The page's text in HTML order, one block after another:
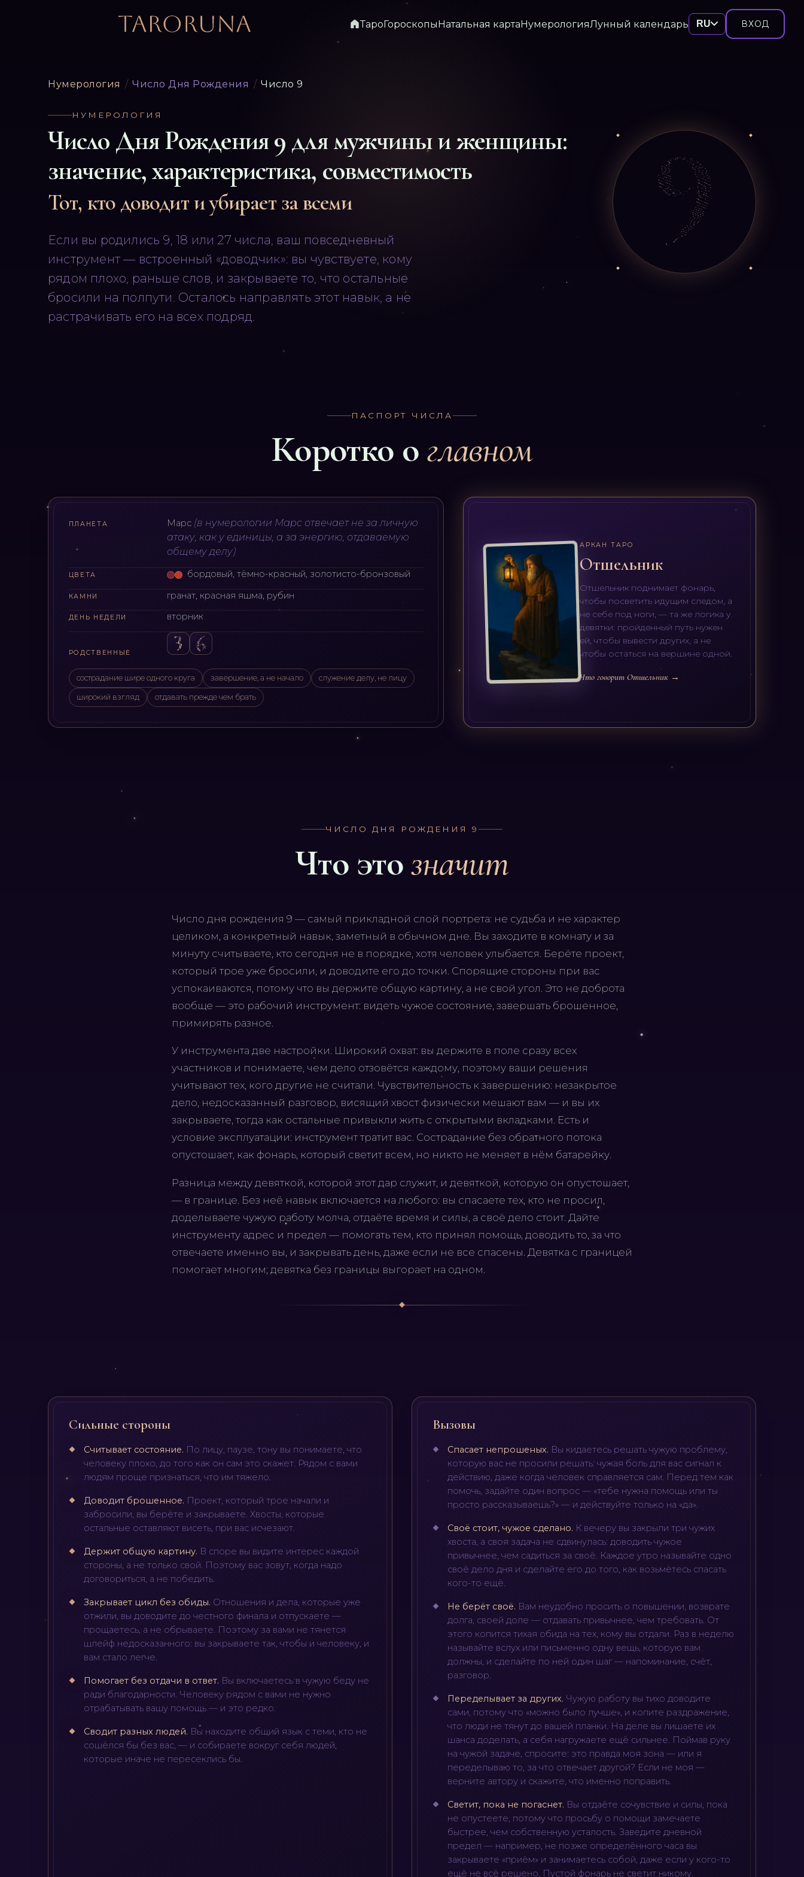
ТароГороскопыНатальная картаНумерологияЛунный календарь RU ВХОД
Нумерология / Число Дня Рождения / Число 9
НУМЕРОЛОГИЯ
Число Дня Рождения9 для мужчины и женщины:
значение, характеристика, совместимость
Тот, кто доводит и убирает за всеми
Если вы родились 9, 18 или 27 числа, ваш повседневный
инструмент — встроенный «доводчик»: вы чувствуете, кому
рядом плохо, раньше слов, и закрываете то, что остальные
бросили на полпути. Осталось направлять этот навык, а не
растрачивать его на всех подряд.
ПАСПОРТ ЧИСЛА
Коротко оглавном
ПЛАНЕТА Марс (в нумерологии Марс отвечает не за личную
атаку, как у единицы, а за энергию, отдаваемую
общему делу)
ЦВЕТА бордовый, тёмно-красный, золотисто-бронзовый
КАМНИ гранат, красная яшма, рубин
ДЕНЬ НЕДЕЛИ вторник
РОДСТВЕННЫЕ
сострадание шире одного круга завершение, а не начало служение делу, не лицу
широкий взгляд отдавать прежде чем брать
АРКАН ТАРО
Отшельник
Отшельник поднимает фонарь,
чтобы посветить идущим следом, а
не себе под ноги, — та же логика у
девятки: пройденный путь нужен
ей, чтобы вывести других, а не
чтобы остаться на вершине одной.
Что говорит Отшельник →
ЧИСЛО ДНЯ РОЖДЕНИЯ 9
Что этозначит
Число дня рождения 9 — самый прикладной слой портрета: не судьба и не характер
целиком, а конкретный навык, заметный в обычном дне. Вы заходите в комнату и за
минуту считываете, кто сегодня не в порядке, хотя человек улыбается. Берёте проект,
который трое уже бросили, и доводите его до точки. Спорящие стороны при вас
успокаиваются, потому что вы держите общую картину, а не свой угол. Это не доброта
вообще — это рабочий инструмент: видеть чужое состояние, завершать брошенное,
примирять разное.
У инструмента две настройки. Широкий охват: вы держите в поле сразу всех
участников и понимаете, чем дело отзовётся каждому, поэтому ваши решения
учитывают тех, кого другие не считали. Чувствительность к завершению: незакрытое
дело, недосказанный разговор, висящий хвост физически мешают вам — и вы их
закрываете, тогда как остальные привыкли жить с открытыми вкладками. Есть и
условие эксплуатации: инструмент тратит вас. Сострадание без обратного потока
опустошает, как фонарь, который светит всем, но никто не меняет в нём батарейку.
Разница между девяткой, которой этот дар служит, и девяткой, которую он опустошает,
— в границе. Без неё навык включается на любого: вы спасаете тех, кто не просил,
доделываете чужую работу молча, отдаёте время и силы, а своё дело стоит. Дайте
инструменту адрес и предел — помогать тем, кто принял помощь, доводить то, за что
отвечаете именно вы, и закрывать день, даже если не все спасены. Девятка с границей
помогает многим; девятка без границы выгорает на одном.
Сильные стороны
Считывает состояние. По лицу, паузе, тону вы понимаете, что
человеку плохо, до того как он сам это скажет. Рядом с вами
людям проще признаться, что им тяжело.
Доводит брошенное. Проект, который трое начали и
забросили, вы берёте и закрываете. Хвосты, которые
остальные оставляют висеть, при вас исчезают.
Держит общую картину. В споре вы видите интерес каждой
стороны, а не только свой. Поэтому вас зовут, когда надо
договориться, а не победить.
Закрывает цикл без обиды. Отношения и дела, которые уже
отжили, вы доводите до честного финала и отпускаете —
прощаетесь, а не обрываете. Поэтому за вами не тянется
шлейф недосказанного: вы закрываете так, чтобы и человеку, и
вам стало легче.
Помогает без отдачи в ответ. Вы включаетесь в чужую беду не
ради благодарности. Человеку рядом с вами не нужно
отрабатывать вашу помощь — и это редко.
Сводит разных людей. Вы находите общий язык с теми, кто не
сошёлся бы без вас, — и собираете вокруг себя людей,
которые иначе не пересеклись бы.
Вызовы
Спасает непрошеных. Вы кидаетесь решать чужую проблему,
которую вас не просили решать: чужая боль для вас сигнал к
действию, даже когда человек справляется сам. Перед тем как
помочь, задайте один вопрос — «тебе нужна помощь или ты
просто рассказываешь?» — и действуйте только на «да».
Своё стоит, чужое сделано. К вечеру вы закрыли три чужих
хвоста, а своя задача не сдвинулась: доводить чужое
привычнее, чем садиться за своё. Каждое утро называйте одно
своё дело дня и сделайте его до того, как возьмётесь спасать
кого-то ещё.
Не берёт своё. Вам неудобно просить о повышении, возврате
долга, своей доле — отдавать привычнее, чем требовать. От
этого копится тихая обида на тех, кому вы отдали. Раз в неделю
называйте вслух или письменно одну вещь, которую вам
должны, и сделайте по ней один шаг — напоминание, счёт,
разговор.
Переделывает за других. Чужую работу вы тихо доводите
сами, потому что «можно было лучше», и копите раздражение,
что люди не тянут до вашей планки. На деле вы лишаете их
шанса доделать, а себя нагружаете ещё сильнее. Поймав руку
на чужой задаче, спросите: это правда моя зона — или я
переделываю то, за что отвечает другой? Если не моя —
верните автору и скажите, что именно поправить.
Светит, пока не погаснет. Вы отдаёте сочувствие и силы, пока
не опустеете, потому что просьбу о помощи замечаете
быстрее, чем собственную усталость. Заведите дневной
предел — например, не позже определённого часа вы
закрываете «приём» и занимаетесь собой, даже если у кого-то
ещё не всё решено. Пустой фонарь не светит никому.